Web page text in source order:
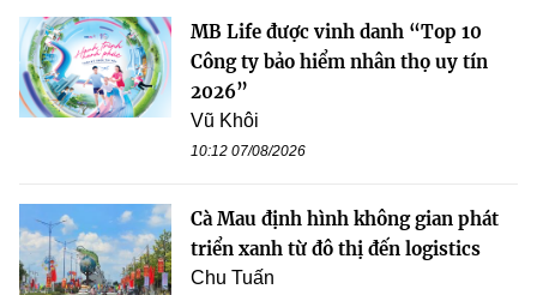
MB Life được vinh danh “Top 10
Công ty bảo hiểm nhân thọ uy tín
2026”
Vũ Khôi
10:12 07/08/2026
Cà Mau định hình không gian phát
triển xanh từ đô thị đến logistics
Chu Tuấn